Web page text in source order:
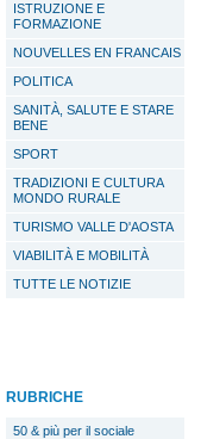
ISTRUZIONE E
FORMAZIONE
NOUVELLES EN FRANCAIS
POLITICA
SANITÀ, SALUTE E STARE
BENE
SPORT
TRADIZIONI E CULTURA
MONDO RURALE
TURISMO VALLE D'AOSTA
VIABILITÀ E MOBILITÀ
TUTTE LE NOTIZIE
RUBRICHE
50 & più per il sociale